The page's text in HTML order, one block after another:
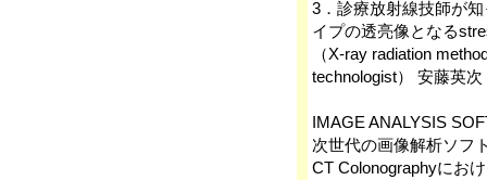
3．診療放射線技師が
イプの透亮像となる
（X-ray radiation
technologist） 安藤英次
IMAGE ANALYSIS
次世代の画像解析ソフ
CT Colonographyにお